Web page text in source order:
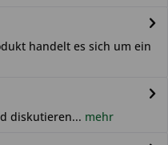
handelt es sich um ein
diskutieren... mehr